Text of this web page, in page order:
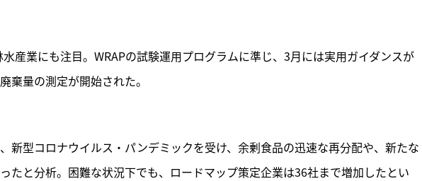
産業にも注目。WRAPの試験運用プログラムに準じ、3月には実用ガイダンスが
棄量の測定が開始された。
新型コロナウイルス・パンデミックを受け、余剰食品の迅速な再分配や、新たな
たと分析。困難な状況下でも、ロードマップ策定企業は36社まで増加したとい